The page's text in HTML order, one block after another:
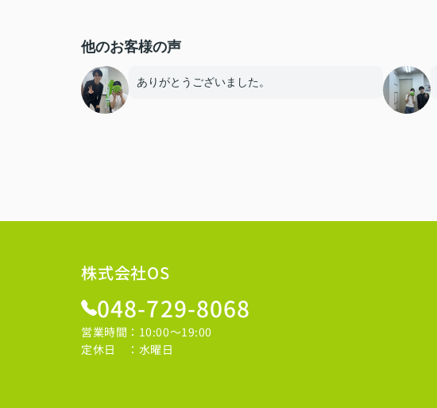
他のお客様の声
ありがとうございました。
株式会社OS
048-729-8068
営業時間：10:00～19:00
定休日 ：水曜日